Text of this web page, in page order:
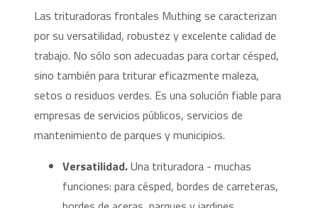
Las trituradoras frontales Muthing se caracterizan
por su versatilidad, robustez y excelente calidad de
trabajo. No sólo son adecuadas para cortar césped,
sino también para triturar eficazmente maleza,
setos o residuos verdes. Es una solución fiable para
empresas de servicios públicos, servicios de
mantenimiento de parques y municipios.
Versatilidad.Una trituradora - muchas
funciones: para césped, bordes de carreteras,